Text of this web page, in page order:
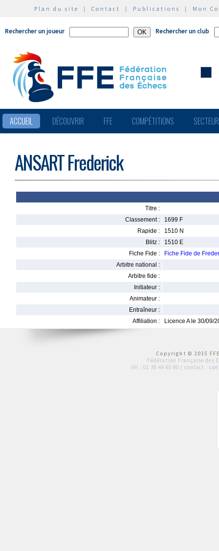
Plan du site | Contact | Publications | Mon
Rechercher un joueur Rechercher un club
ACCUEIL DÉCOUVRIR FFE COMPÉTITIONS
ANSART Frederick
Titre :
Classement :
1699 F
Rapide :
1510 N
Blitz :
1510 E
Fiche Fide :
Fiche Fide de
Arbitre national :
Arbitre fide :
Initiateur :
Animateur :
Entraîneur :
Affiliation :
Licence A le 30/09/
Copyright © 2015
Fédération Française des
tél : 01 39 44 65 80 | contact :